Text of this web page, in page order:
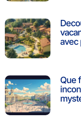
avec
Que